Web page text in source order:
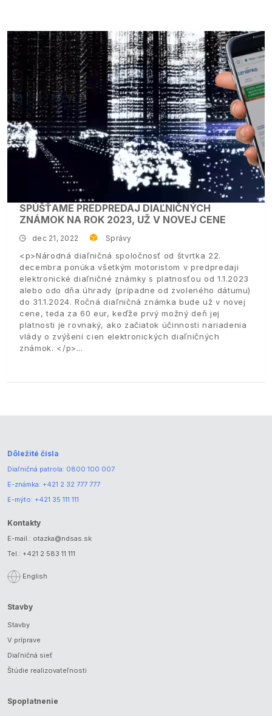
SPÚŠŤAME PREDPREDAJ DIAĽNIČNÝCH
ZNÁMOK NA ROK 2023, UŽ V NOVEJ CENE
dec 21, 2022 Správy
<p>Národná diaľničná spoločnosť od štvrtka 22.
decembra ponúka všetkým motoristom v predpredaji
elektronické diaľničné známky s platnosťou od 1.1.2023
alebo odo dňa úhrady (prípadne od zvoleného dátumu)
do 31.1.2024. Ročná diaľničná známka bude už v novej
cene, teda za 60 eur, keďže prvý možný deň jej
platnosti je rovnaký, ako začiatok účinnosti nariadenia
vlády o zvýšení cien elektronických diaľničných
známok. </p>
Dôležité čísla
Diaľničná patrola: 0800 100 007
E-známka: +421 2 32 777 777
E-mýto: +421 35 111 111
Kontakty
E-mail.: otazka@ndsas.sk
Tel.: +421 2 583 11 111
English
Stavby
Stavby
V príprave
Diaľničná sieť
Štúdie realizovateľnosti
Spoplatnenie